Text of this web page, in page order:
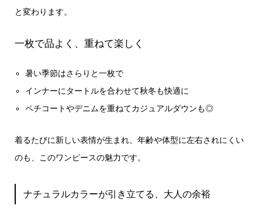
と変わります。
一枚で品よく、重ねて楽しく
暑い季節はさらりと一枚で
インナーにタートルを合わせて秋冬も快適に
ペチコートやデニムを重ねてカジュアルダウンも◎
着るたびに新しい表情が生まれ、年齢や体型に左右されにくい
のも、このワンピースの魅力です。
ナチュラルカラーが引き立てる、大人の余裕